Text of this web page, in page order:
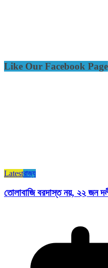
Like Our Facebook Page
Latestরাজ্য​
তোলাবাজি বরদাস্ত নয়, ২২ জন